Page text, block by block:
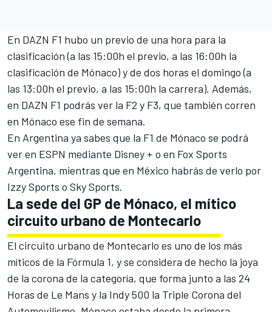
En DAZN F1 hubo un previo de una hora para la
clasificación (a las 15:00h el previo, a las 16:00h la
clasificación de Mónaco) y de dos horas el domingo (a
las 13:00h el previo, a las 15:00h la carrera). Además,
en DAZN F1 podrás ver la F2 y F3, que también corren
en Mónaco ese fin de semana.
En Argentina ya sabes que la F1 de Mónaco se podrá
ver en ESPN mediante Disney + o en Fox Sports
Argentina, mientras que en México habrás de verlo por
Izzy Sports o Sky Sports.
La sede del GP de Mónaco, el mítico
circuito urbano de Montecarlo
El circuito urbano de Montecarlo es uno de los más
míticos de la Fórmula 1, y se considera de hecho la joya
de la corona de la categoría, que forma junto a las 24
Horas de Le Mans y la Indy 500 la Triple Corona del